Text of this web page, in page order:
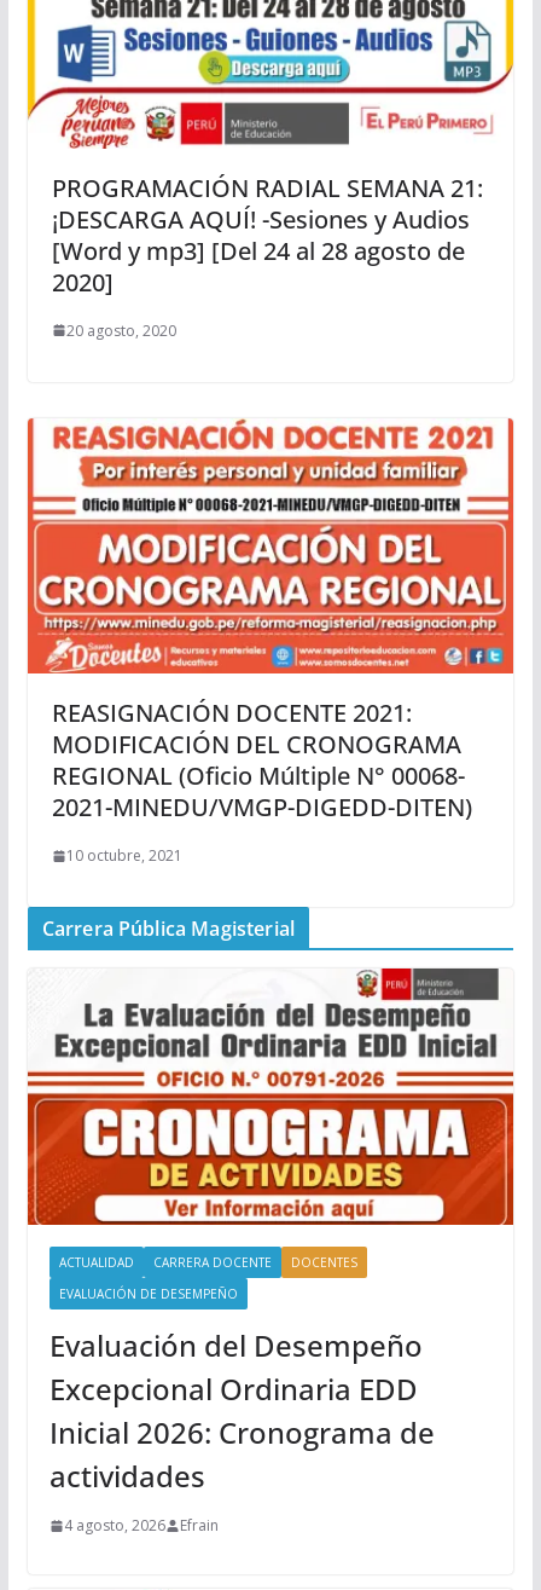
PROGRAMACIÓN RADIAL SEMANA 21:
¡DESCARGA AQUÍ! -Sesiones y Audios
[Word y mp3] [Del 24 al 28 agosto de
2020]
20 agosto, 2020
REASIGNACIÓN DOCENTE 2021:
MODIFICACIÓN DEL CRONOGRAMA
REGIONAL (Oficio Múltiple N° 00068-
2021-MINEDU/VMGP-DIGEDD-DITEN)
10 octubre, 2021
Carrera Pública Magisterial
ACTUALIDAD CARRERA DOCENTE
DOCENTES
EVALUACIÓN DE DESEMPEÑO
Evaluación del Desempeño
Excepcional Ordinaria EDD
Inicial 2026: Cronograma de
actividades
4 agosto, 2026 Efrain